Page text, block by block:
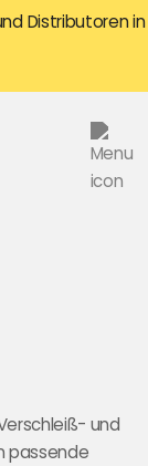
Distributoren in
und
passende